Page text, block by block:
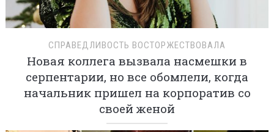
СПРАВЕДЛИВОСТЬ ВОСТОРЖЕСТВОВАЛА
Новая коллега вызвала насмешки в
серпентарии, но все обомлели, когда
начальник пришел на корпоратив со
своей женой